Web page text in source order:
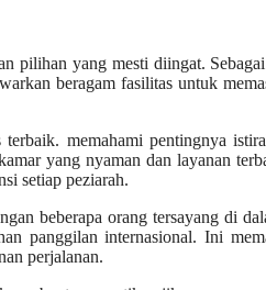
pilihan yang mesti diingat.
beragam fasilitas untuk
memahami pentingnya
yang nyaman dan layanan
setiap peziarah.
beberapa orang tersayang di
panggilan internasional. Ini
perjalanan.